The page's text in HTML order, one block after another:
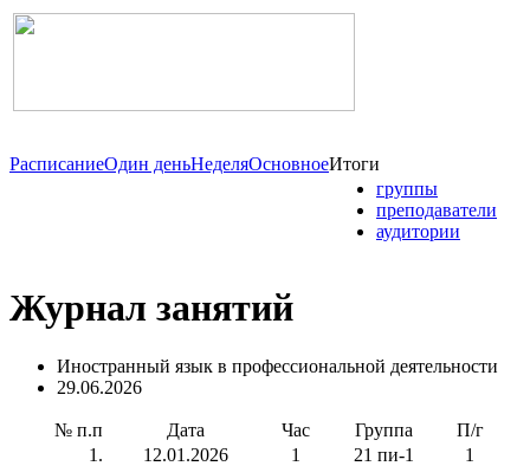
РасписаниеОдин деньНеделяОсновноеИтоги
группы
преподаватели
аудитории
Журнал занятий
Иностранный язык в профессиональной деятельности
29.06.2026
№ п.п Дата Час Группа
П/г
1.
12.01.2026 1 21 пи-1
1